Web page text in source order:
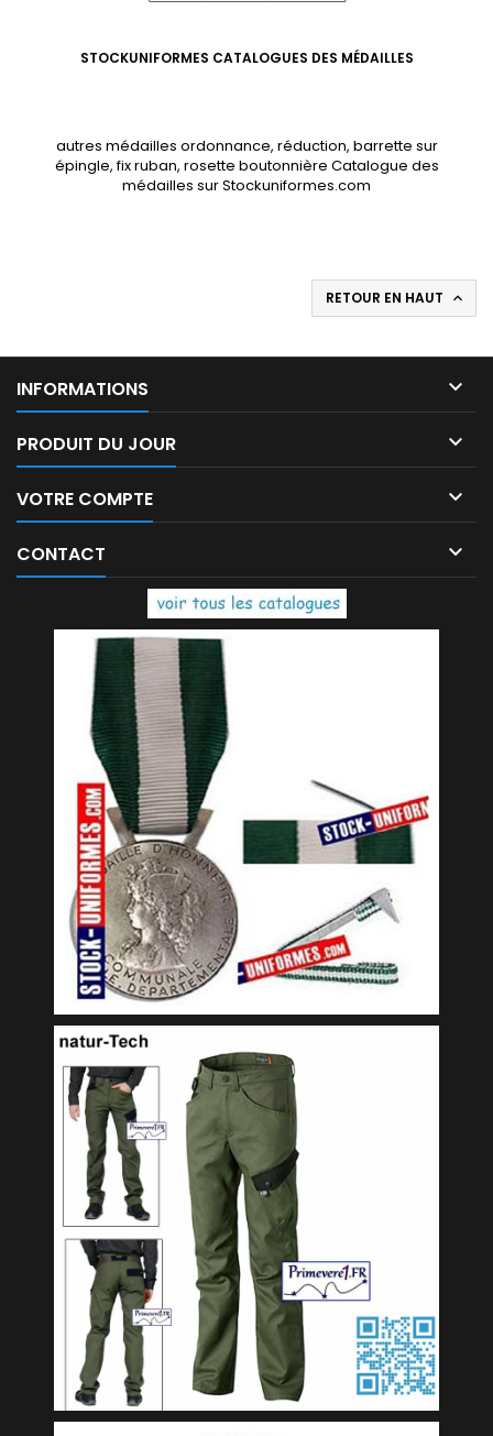
STOCKUNIFORMES CATALOGUES DES MÉDAILLES
autres médailles ordonnance, réduction, barrette sur
épingle, fix ruban, rosette boutonnière Catalogue des
médailles sur Stockuniformes.com
RETOUR EN HAUT 
INFORMATIONS 
PRODUIT DU JOUR 
VOTRE COMPTE 
CONTACT 